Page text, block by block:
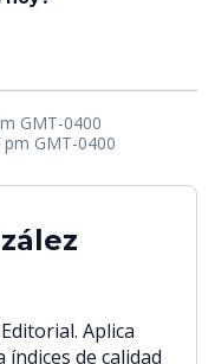
GMT-0400
GMT-0400
Aplica
de calidad